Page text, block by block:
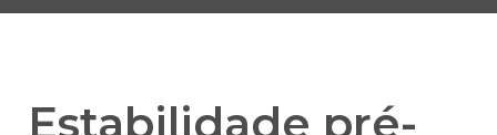
Estabilidade pré-